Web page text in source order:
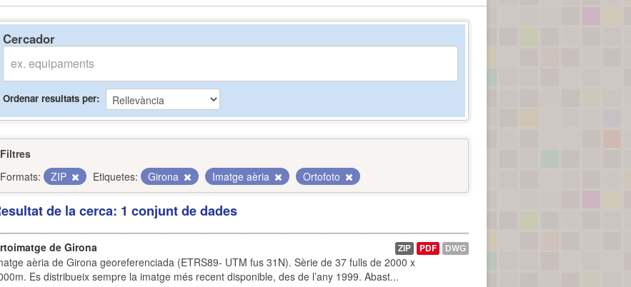
Cercador
Ordenar resultats per
Filtres
Formats:
ZIP Etiquetes: Girona Imatge aèria Ortofoto
de la cerca: 1 conjunt de dades
de Girona
aèria de Girona georeferenciada (ETRS89- UTM fus 31N). Sèrie de 37 fulls de 2000 x
Es distribueix sempre la imatge més recent disponible, des de l’any 1999. Abast...
ZIP PDF DWG